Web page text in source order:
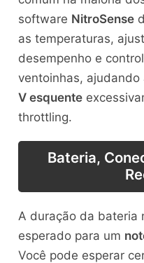
software NitroSense
as temperaturas,
desempenho e
ventoinhas, ajudando
V esquente
throttling.
Bateria,
A duração da bateria
esperado para um
Você pode esperar